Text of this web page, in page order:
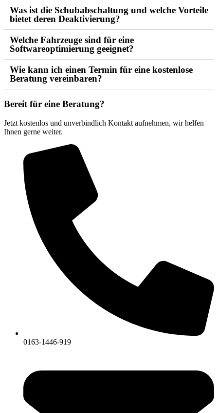
Was ist die Schubabschaltung und welche Vorteile
bietet deren Deaktivierung?
Welche Fahrzeuge sind für eine
Softwareoptimierung geeignet?
Wie kann ich einen Termin für eine kostenlose
Beratung vereinbaren?
Bereit für eine Beratung?
Jetzt kostenlos und unverbindlich Kontakt aufnehmen, wir helfen
Ihnen gerne weiter.
0163-1446-919